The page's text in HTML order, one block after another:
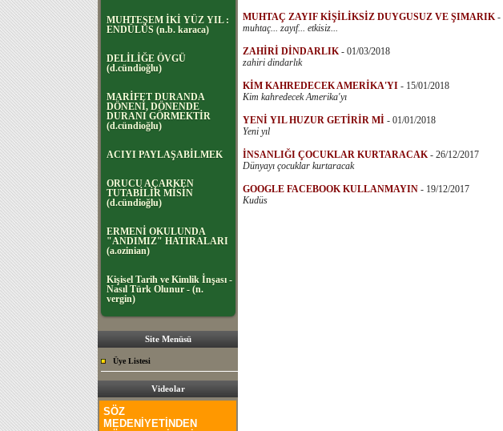
MUHTEŞEM İKİ YÜZ YIL :
ENDÜLÜS (n.b. karaca)
DELİLİĞE ÖVGÜ
(d.cündioğlu)
MARİFET DURANDA
DÖNENİ, DÖNENDE
DURANI GÖRMEKTİR
(d.cündioğlu)
ACIYI PAYLAŞABİLMEK
ORUCU AÇARKEN
TUTABİLİR MİSİN
(d.cündioğlu)
ERMENİ OKULUNDA
"ANDIMIZ" HATIRALARI
(a.ozinian)
Kişisel Tarih ve Kimlik İnşası -
Nasıl Türk Olunur - (n.
vergin)
Site Menüsü
Üye Listesi
Videolar
SÖZ
MEDENİYETİNDEN
MUHTAÇ ZAYIF KİŞİLİKSİZ DUYGUSUZ VE ŞIMARIK -
muhtaç... zayıf... etkisiz...
ZAHİRİ DİNDARLIK - 01/03/2018
zahiri dindarlık
KİM KAHREDECEK AMERİKA'YI - 15/01/2018
Kim kahredecek Amerika'yı
YENİ YIL HUZUR GETİRİR Mİ - 01/01/2018
Yeni yıl
İNSANLIĞI ÇOCUKLAR KURTARACAK - 26/12/2017
Dünyayı çocuklar kurtaracak
GOOGLE FACEBOOK KULLANMAYIN - 19/12/2017
Kudüs